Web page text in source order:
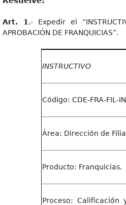
Art. 1 .- Expedir el
APROBACIÓN DE FRANQUICIAS”.
INSTRUCTIVO
Código: CDE-FRA-FIL-
Área: Dirección de
Producto: Franquicias.
Proceso: Calificación